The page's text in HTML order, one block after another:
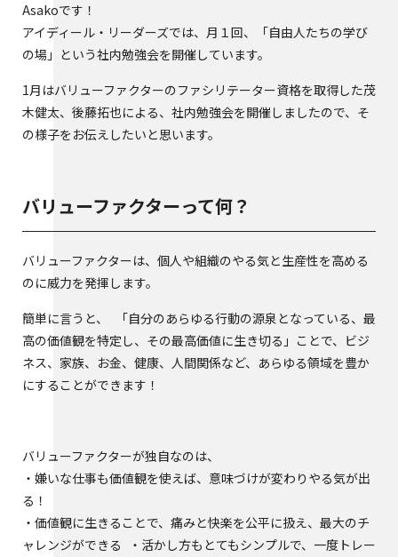
Asakoです！
アイディール・リーダーズでは、月１回、「自由人たちの学び
の場」という社内勉強会を開催しています。
1月はバリューファクターのファシリテーター資格を取得した茂
木健太、後藤拓也による、社内勉強会を開催しましたので、そ
の様子をお伝えしたいと思います。
バリューファクターって何？
バリューファクターは、個人や組織のやる気と生産性を高める
のに威力を発揮します。
簡単に言うと、 「自分のあらゆる行動の源泉となっている、最
高の価値観を特定し、その最高価値に生き切る」ことで、ビジ
ネス、家族、お金、健康、人間関係など、あらゆる領域を豊か
にすることができます！
バリューファクターが独自なのは、
・嫌いな仕事も価値観を使えば、意味づけが変わりやる気が出
る！
・価値観に生きることで、痛みと快楽を公平に扱え、最大のチ
ャレンジができる ・活かし方もとてもシンプルで、一度トレー